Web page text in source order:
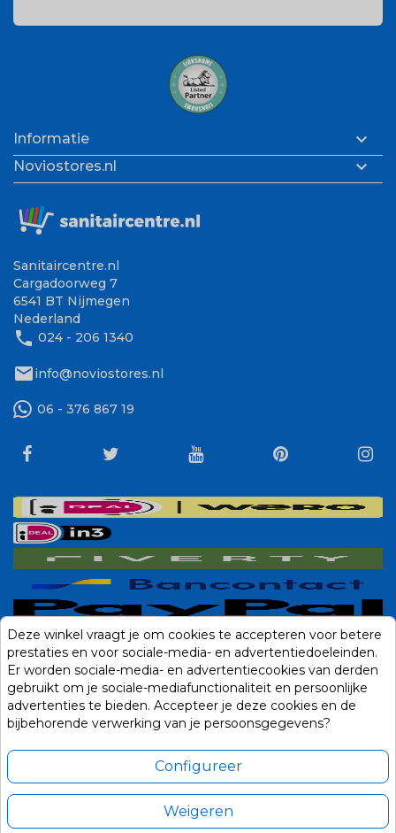
Informatie 
Noviostores.nl 
Sanitaircentre.nl
Cargadoorweg 7
6541 BT Nijmegen
Nederland
phone 024 - 206 1340
mailinfo@noviostores.nl
06 - 376 867 19
Deze winkel vraagt je om cookies te accepteren voor betere
prestaties en voor sociale-media- en advertentiedoeleinden.
Er worden sociale-media- en advertentiecookies van derden
gebruikt om je sociale-mediafunctionaliteit en persoonlijke
advertenties te bieden. Accepteer je deze cookies en de
bijbehorende verwerking van je persoonsgegevens?
Configureer
Weigeren